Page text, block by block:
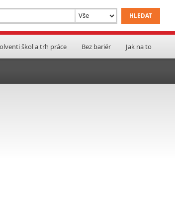
škol a trh práce Bez bariér Jak na to